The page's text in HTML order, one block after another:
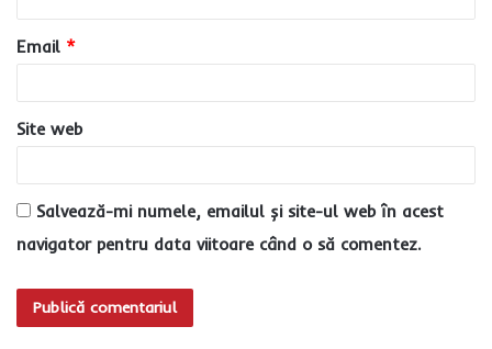
u
*
Email *
Site web
Salvează-mi numele, emailul și site-ul web în acest
navigator pentru data viitoare când o să comentez.